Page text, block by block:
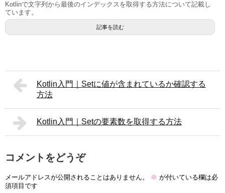
Kotlinで文字列から最後のインデックスを取得する方法について記載し
ています。
記事を読む
Kotlin入門｜Setに値が含まれているか確認する
方法
Kotlin入門｜Setの要素数を取得する方法
コメントをどうぞ
メールアドレスが公開されることはありません。 ※ が付いている欄は必
須項目です